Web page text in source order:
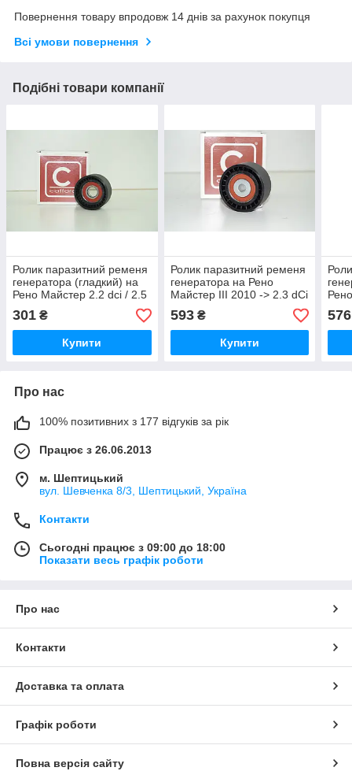
Повернення товару впродовж 14 днів за рахунок покупця
Всі умови повернення
Подібні товари компанії
Ролик паразитний ременя
генератора (гладкий) на
Рено Майстер 2.2 dci / 2.5
dCi - CAFFARO (Польща)
15-00
301 ₴
Купити
Ролик паразитний ременя
генератора на Рено
Майстер III 2010 -> 2.3 dCi
- CAFFARO (Польща) 197-
99
593₴
Купити
1.9/
576
Про нас
100% позитивних з 177 відгуків за рік
Працює з 26.06.2013
м. Шептицький
вул. Шевченка 8/3, Шептицький, Україна
Контакти
Сьогодні працює з 09:00 до 18:00
Показати весь графік роботи
Про нас
Контакти
Доставка та оплата
Графік роботи
Повна версія сайту